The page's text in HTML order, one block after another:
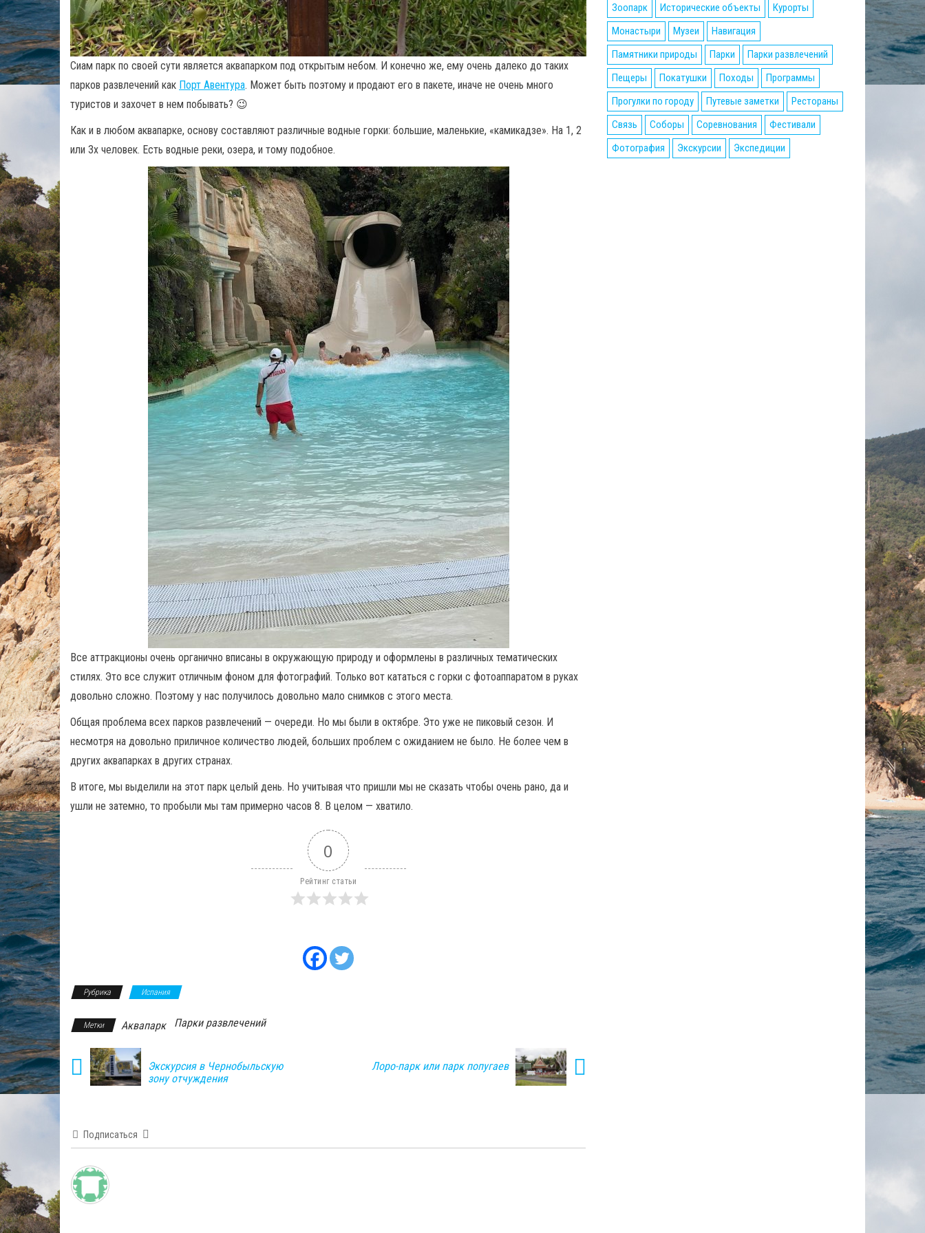
Сиам парк по своей сути является аквапарком под открытым небом. И конечно же, ему очень далеко до таких
парков развлечений как Порт Авентура. Может быть поэтому и продают его в пакете, иначе не очень много
туристов и захочет в нем побывать? 😉
Как и в любом аквапарке, основу составляют различные водные горки: большие, маленькие, «камикадзе». На 1, 2
или 3х человек. Есть водные реки, озера, и тому подобное.
Все аттракционы очень органично вписаны в окружающую природу и оформлены в различных тематических
стилях. Это все служит отличным фоном для фотографий. Только вот кататься с горки с фотоаппаратом в руках
довольно сложно. Поэтому у нас получилось довольно мало снимков с этого места.
Общая проблема всех парков развлечений — очереди. Но мы были в октябре. Это уже не пиковый сезон. И
несмотря на довольно приличное количество людей, больших проблем с ожиданием не было. Не более чем в
других аквапарках в других странах.
В итоге, мы выделили на этот парк целый день. Но учитывая что пришли мы не сказать чтобы очень рано, да и
ушли не затемно, то пробыли мы там примерно часов 8. В целом — хватило.
0
Рейтинг статьи
Рубрика Испания
Метки Аквапарк Парки развлечений
Экскурсия в Чернобыльскую
зону отчуждения
Лоро-парк или парк попугаев
Подписаться
Зоопарк
Исторические объекты
Курорты
Монастыри
Музеи
Навигация
Памятники природы
Парки
Парки развлечений
Пещеры
Покатушки Походы
Программы
Прогулки по городу
Путевые заметки
Рестораны
Связь
Соборы Соревнования
Фестивали
Фотография
Экскурсии Экспедиции